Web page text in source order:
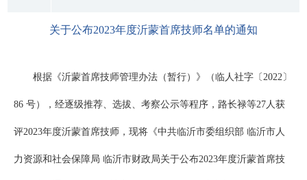
关于公布2023年度沂蒙首席技师名单的通知
根据《沂蒙首席技师管理办法（暂行）》（临人社字〔2022〕
86 号），经逐级推荐、选拔、考察公示等程序，路长禄等27人获
评2023年度沂蒙首席技师，现将《中共临沂市委组织部 临沂市人
力资源和社会保障局 临沂市财政局关于公布2023年度沂蒙首席技